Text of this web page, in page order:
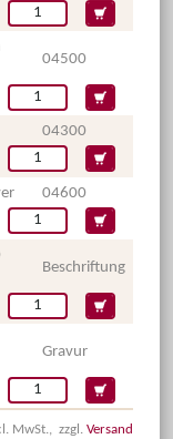
04500
04300
04600
Beschriftung
Gravur
MwSt., zzgl. Versand